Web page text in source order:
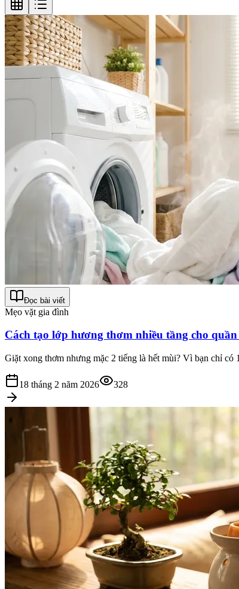
Đọc bài viết
Mẹo vặt gia đình
Cách tạo lớp hương thơm nhiều tầng cho
Giặt xong thơm nhưng mặc 2 tiếng là hết mùi? Vì bạn chỉ
18 tháng 2 năm 2026 328